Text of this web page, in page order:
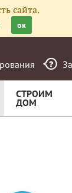
сайта.
ок
СТРОИМ
ДОМ